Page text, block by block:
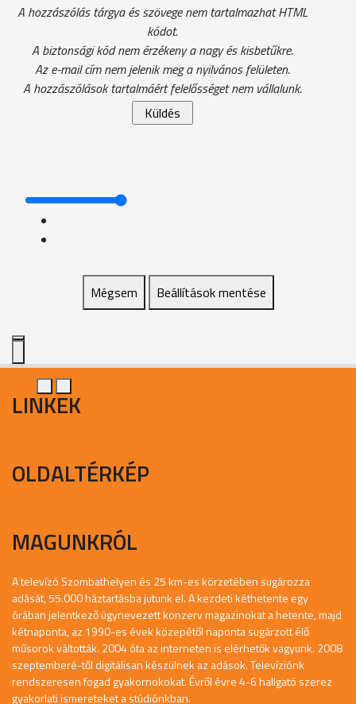
A hozzászólás tárgya és szövege nem tartalmazhat HTML
kódot.
A biztonsági kód nem érzékeny a nagy és kisbetűkre.
Az e-mail cím nem jelenik meg a nyilvános felületen.
A hozzászólások tartalmáért felelősséget nem vállalunk.
Mégsem Beállítások mentése
LINKEK
OLDALTÉRKÉP
MAGUNKRÓL
A televízó Szombathelyen és 25 km-es körzetében sugározza
adását, 55.000 háztartásba jutunk el. A kezdeti kéthetente egy
órában jelentkező úgynevezett konzerv magazinokat a hetente, majd
kétnaponta, az 1990-es évek közepétől naponta sugárzott élő
műsorok váltották. 2004 óta az interneten is elérhetők vagyunk. 2008
szeptemberé-től digitálisan készülnek az adások. Televíziónk
rendszeresen fogad gyakornokokat. Évről évre 4-6 hallgató szerez
gyakorlati ismereteket a stúdiónkban.